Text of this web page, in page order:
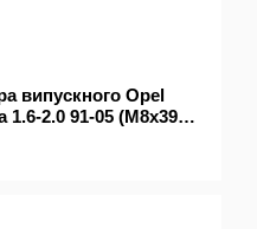
випускного Opel
1.6-2.0 91-05 (M8x39